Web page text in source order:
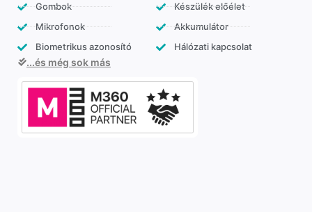
Gombok
Mikrofonok
Biometrikus azonosító
Készülék előélet
Akkumulátor
Hálózati kapcsolat
...és még sok más